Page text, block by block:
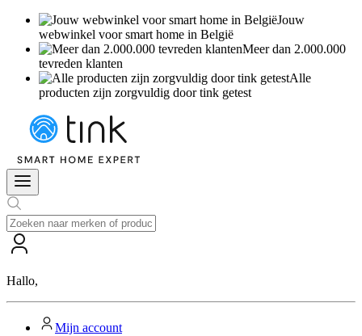
Jouw
webwinkel voor smart home in België
Meer dan 2.000.000
tevreden klanten
Alle
producten zijn zorgvuldig door tink getest
Hallo,
Mijn account